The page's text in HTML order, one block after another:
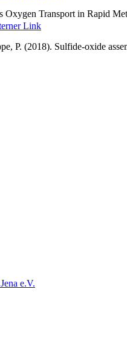
Oxygen Transport in Rapid
Link
P. (2018). Sulfide-oxide
e.V.